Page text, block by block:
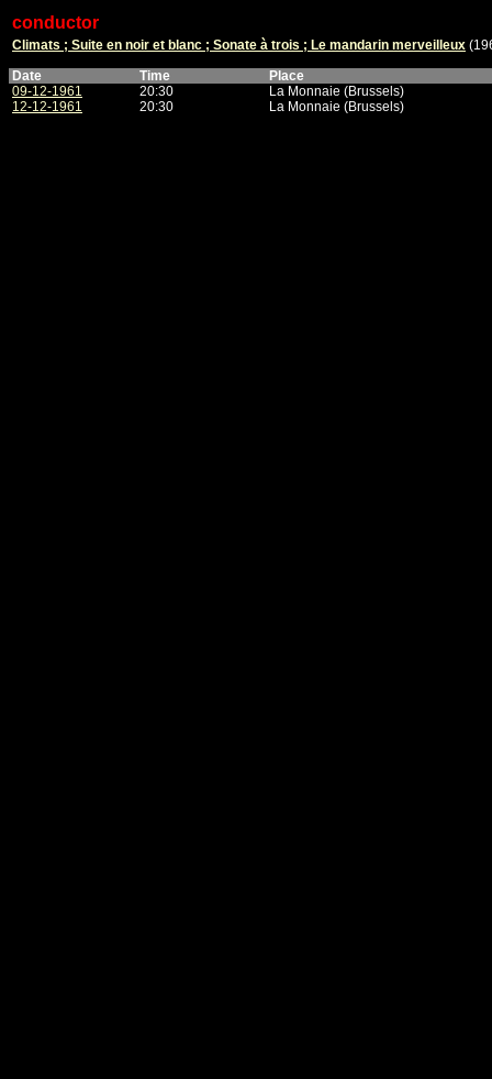
conductor
Climats ; Suite en noir et blanc ; Sonate à trois ; Le mandarin merveilleux
Date
Time
Place
09-12-1961
20:30
La Monnaie (Brussels)
12-12-1961
20:30 La Monnaie (Brussels)